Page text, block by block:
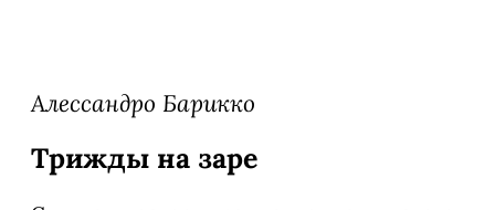
Алессандро Барикко
Трижды на заре